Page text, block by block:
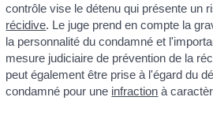
contrôle vise le détenu qui présente un
récidive. Le juge prend en compte la
la personnalité du condamné et
mesure judiciaire de prévention de la
peut également être prise à l'égard du
condamné pour une infraction à